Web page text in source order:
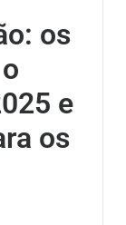
os
e
os